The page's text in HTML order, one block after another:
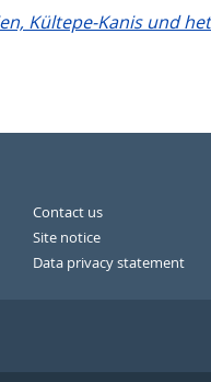
Kültepe-Kanis und
Contact us
Site notice
Data privacy statement